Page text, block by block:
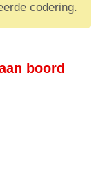
codering.
boord